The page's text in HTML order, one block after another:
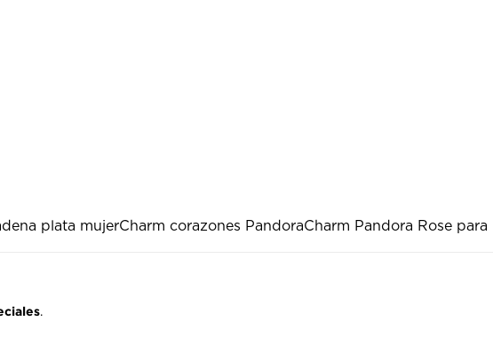
plata mujerCharm corazones PandoraCharm Pandora Rose para
.